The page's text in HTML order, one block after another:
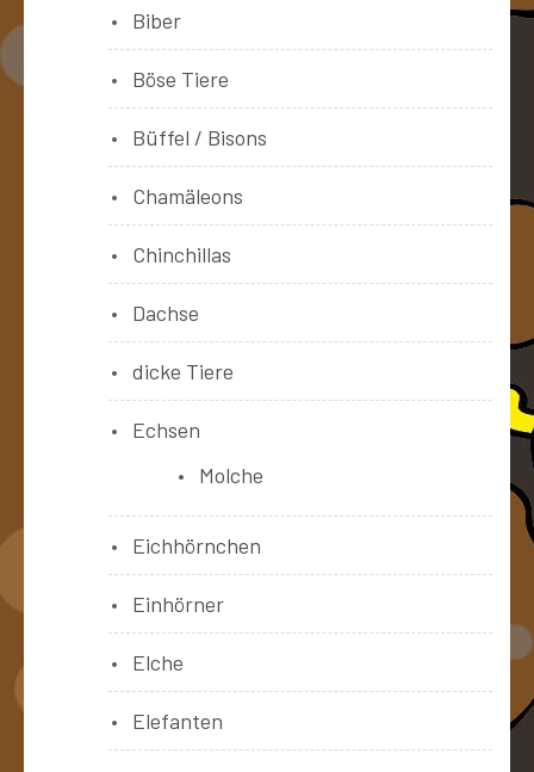
Biber
Böse Tiere
Büffel / Bisons
Chamäleons
Chinchillas
Dachse
dicke Tiere
Echsen
Molche
Eichhörnchen
Einhörner
Elche
Elefanten